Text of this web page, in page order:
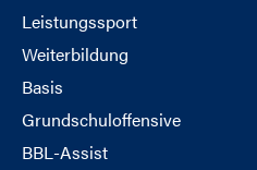
Leistungssport
Weiterbildung
Basis
Grundschuloffensive
BBL-Assist